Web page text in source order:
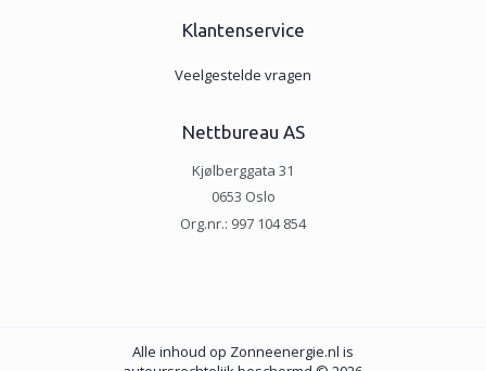
Klantenservice
Veelgestelde vragen
Nettbureau AS
Kjølberggata 31
0653 Oslo
Org.nr.: 997 104 854
Alle inhoud op Zonneenergie.nl is